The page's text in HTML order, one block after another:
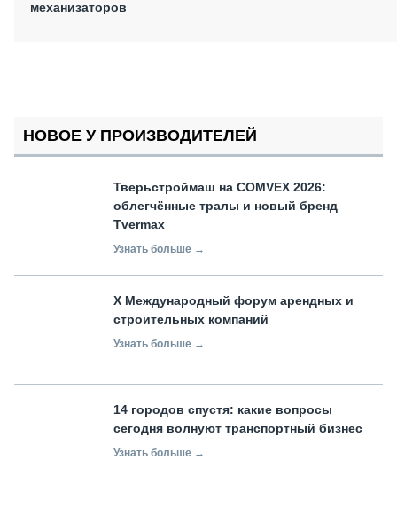
механизаторов
НОВОЕ У ПРОИЗВОДИТЕЛЕЙ
Тверьстроймаш на COMVEX 2026:
облегчённые тралы и новый бренд
Tvermax
Узнать больше →
X Международный форум арендных и
строительных компаний
Узнать больше →
14 городов спустя: какие вопросы
сегодня волнуют транспортный бизнес
Узнать больше →